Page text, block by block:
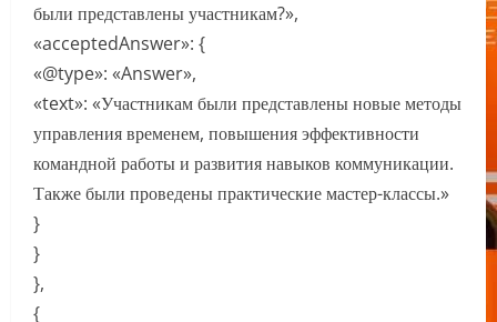
были представлены участникам?»,
«acceptedAnswer»: {
«@type»: «Answer»,
«text»: «Участникам были представлены новые методы
управления временем, повышения эффективности
командной работы и развития навыков коммуникации.
Также были проведены практические мастер-классы.»
}
}
},
{